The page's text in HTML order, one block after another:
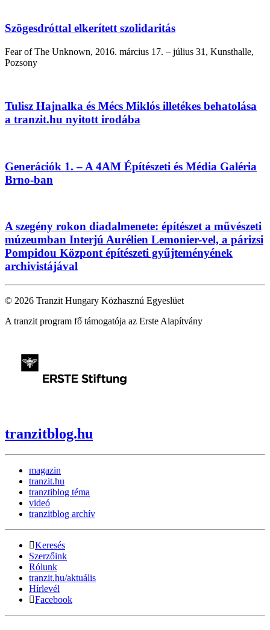
Szögesdróttal elkerített szolidaritás
Fear of The Unknown, 2016. március 17. – július 31, Kunsthalle,
Pozsony
Tulisz Hajnalka és Mécs Miklós illetékes behatolása
a tranzit.hu nyitott irodába
Generációk 1. – A 4AM Építészeti és Média Galéria
Brno-ban
A szegény rokon diadalmenete: építészet a művészeti
múzeumban Interjú Aurélien Lemonier-vel, a párizsi
Pompidou Központ építészeti gyűjteményének
archivistájával
© 2026 Tranzit Hungary Közhasznú Egyeslüet
A tranzit program fő támogatója az Erste Alapítvány
tranzitblog.hu
magazin
tranzit.hu
tranztiblog téma
videó
tranzitblog archív
Keresés
Szerzőink
Rólunk
tranzit.hu/aktuális
Hírlevél
Facebook